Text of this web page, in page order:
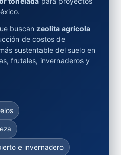
buscan zeolita agrícola
de costos de
sustentable del suelo en
frutales, invernaderos y
e invernadero